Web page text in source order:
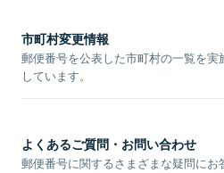
市町村変更情報
郵便番号を公表した市町村の一覧を
しています。
よくあるご質問・お問い合わせ
郵便番号に関するさまざまな疑問にお